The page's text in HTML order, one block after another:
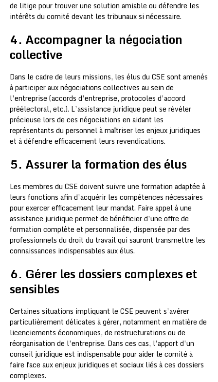
de litige pour trouver une solution amiable ou défendre les
intérêts du comité devant les tribunaux si nécessaire.
4. Accompagner la négociation
collective
Dans le cadre de leurs missions, les élus du CSE sont amenés
à participer aux négociations collectives au sein de
l’entreprise (accords d’entreprise, protocoles d’accord
préélectoral, etc.). L’assistance juridique peut se révéler
précieuse lors de ces négociations en aidant les
représentants du personnel à maîtriser les enjeux juridiques
et à défendre efficacement leurs revendications.
5. Assurer la formation des élus
Les membres du CSE doivent suivre une formation adaptée à
leurs fonctions afin d’acquérir les compétences nécessaires
pour exercer efficacement leur mandat. Faire appel à une
assistance juridique permet de bénéficier d’une offre de
formation complète et personnalisée, dispensée par des
professionnels du droit du travail qui sauront transmettre les
connaissances indispensables aux élus.
6. Gérer les dossiers complexes et
sensibles
Certaines situations impliquant le CSE peuvent s’avérer
particulièrement délicates à gérer, notamment en matière de
licenciements économiques, de restructurations ou de
réorganisation de l’entreprise. Dans ces cas, l’apport d’un
conseil juridique est indispensable pour aider le comité à
faire face aux enjeux juridiques et sociaux liés à ces dossiers
complexes.